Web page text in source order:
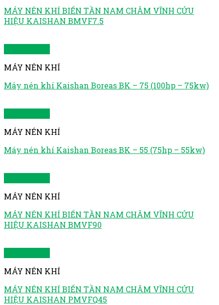
MÁY NÉN KHÍ BIẾN TẦN NAM CHÂM VĨNH CỬU
HIỆU KAISHAN BMVF7.5
MÁY NÉN KHÍ
Máy nén khí Kaishan Boreas BK – 75 (100hp – 75kw)
MÁY NÉN KHÍ
Máy nén khí Kaishan Boreas BK – 55 (75hp – 55kw)
MÁY NÉN KHÍ
MÁY NÉN KHÍ BIẾN TẦN NAM CHÂM VĨNH CỬU
HIỆU KAISHAN BMVF90
MÁY NÉN KHÍ
MÁY NÉN KHÍ BIẾN TẦN NAM CHÂM VĨNH CỬU
HIỆU KAISHAN PMVFQ45